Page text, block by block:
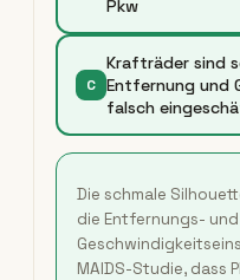
Pkw
C
Krafträder sind
Entfernung und
falsch
Die schmale
die Entfernungs- und
MAIDS-Studie, dass